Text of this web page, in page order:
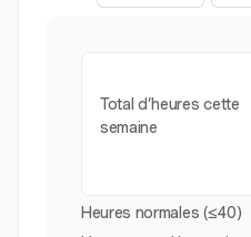
Total d’heures cette
semaine
Heures normales (≤40)